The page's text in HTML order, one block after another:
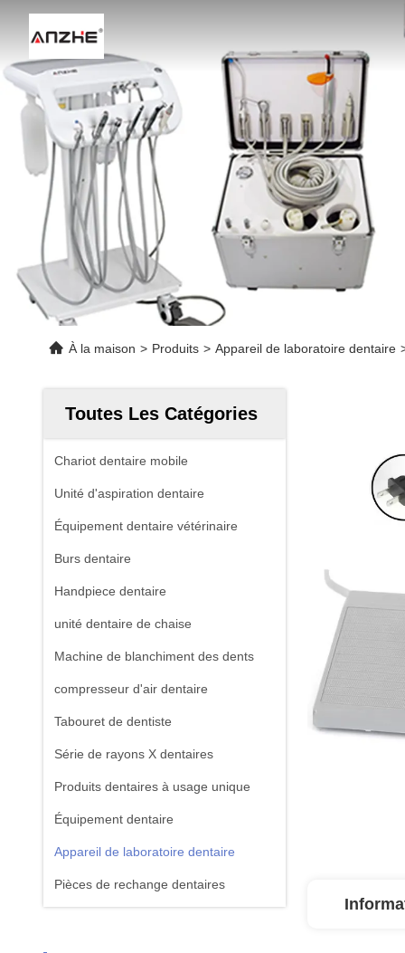
À la maison > Produits > Appareil de laboratoire dentaire
Toutes Les Catégories
Chariot dentaire mobile
Unité d'aspiration dentaire
Équipement dentaire vétérinaire
Burs dentaire
Handpiece dentaire
unité dentaire de chaise
Machine de blanchiment des dents
compresseur d'air dentaire
Tabouret de dentiste
Série de rayons X dentaires
Produits dentaires à usage unique
Équipement dentaire
Appareil de laboratoire dentaire
Pièces de rechange dentaires